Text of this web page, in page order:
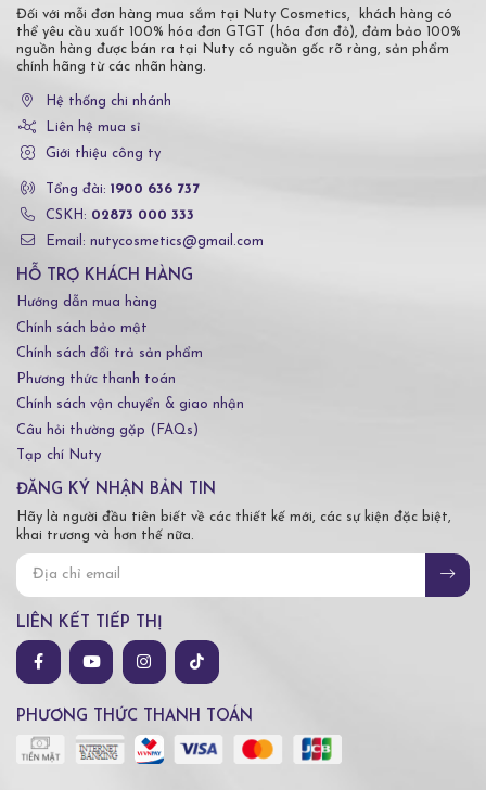
Đối với mỗi đơn hàng mua sắm tại Nuty Cosmetics, khách hàng có
thể yêu cầu xuất 100% hóa đơn GTGT (hóa đơn đỏ), đảm bảo 100%
nguồn hàng được bán ra tại Nuty có nguồn gốc rõ ràng, sản phẩm
chính hãng từ các nhãn hàng.
Hệ thống chi nhánh
Liên hệ mua sỉ
Giới thiệu công ty
Tổng đài: 1900 636 737
CSKH: 02873 000 333
Email: nutycosmetics@gmail.com
HỖ TRỢ KHÁCH HÀNG
Hướng dẫn mua hàng
Chính sách bảo mật
Chính sách đổi trả sản phẩm
Phương thức thanh toán
Chính sách vận chuyển & giao nhận
Câu hỏi thường gặp (FAQs)
Tạp chí Nuty
ĐĂNG KÝ NHẬN BẢN TIN
Hãy là người đầu tiên biết về các thiết kế mới, các sự kiện đặc biệt,
khai trương và hơn thế nữa.
LIÊN KẾT TIẾP THỊ
PHƯƠNG THỨC THANH TOÁN